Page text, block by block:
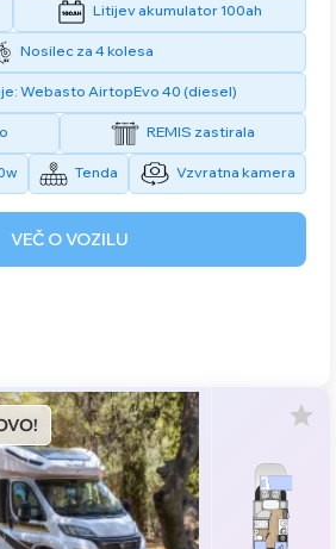
Litijev akumulator 100ah
Nosilec za 4 kolesa
Webasto AirtopEvo 40 (diesel)
REMIS zastirala
Tenda Vzvratna kamera
VEČ O VOZILU